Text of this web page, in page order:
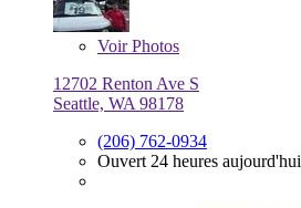
VoirPhotos
12702 Renton Ave S
Seattle, WA 98178
(206) 762-0934
Ouvert 24 heures aujourd'hui